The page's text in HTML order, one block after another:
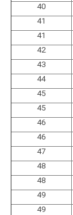
40
41
41
42
43
44
45
45
46
46
47
48
48
49
49